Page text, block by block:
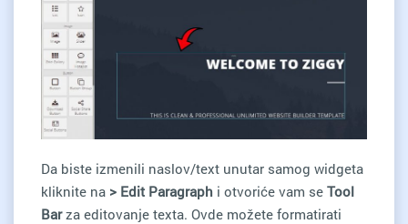
Da biste izmenili naslov/text unutar samog widgeta
kliknite na > Edit Paragraph i otvoriće vam se Tool
Barza editovanje texta. Ovde možete formatirati